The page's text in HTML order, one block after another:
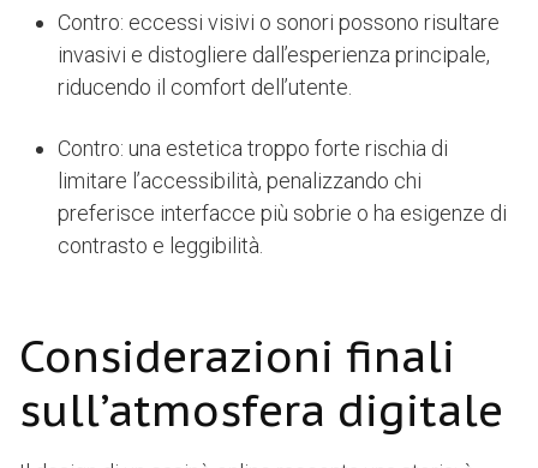
Contro: eccessi visivi o sonori possono risultare
invasivi e distogliere dall’esperienza principale,
riducendo il comfort dell’utente.
Contro: una estetica troppo forte rischia di
limitare l’accessibilità, penalizzando chi
preferisce interfacce più sobrie o ha esigenze di
contrasto e leggibilità.
Considerazioni finali
sull’atmosfera digitale